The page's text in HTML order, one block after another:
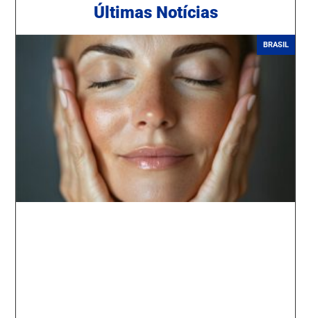
Ú ltimas Notícias
BRASIL